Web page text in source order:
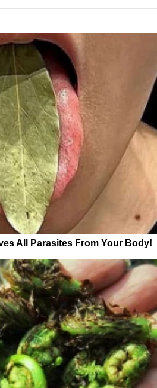
All Parasites From Your Body!